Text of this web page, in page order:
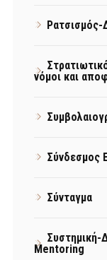
Ρατσισμός-
νόμοι και
Σύνδεσμος
Σύνταγμα
Συστημική-
Mentoring